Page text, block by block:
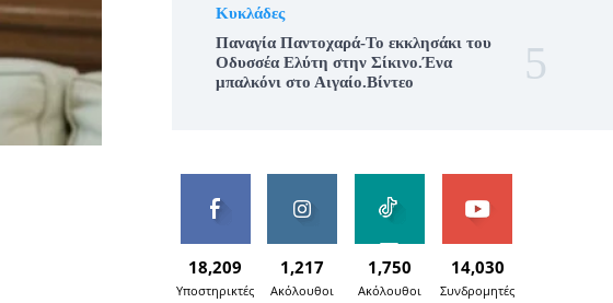
Κυκλάδες
Παναγία Παντοχαρά-Το εκκλησάκι του
Οδυσσέα Ελύτη στην Σίκινο.Ένα
μπαλκόνι στο Αιγαίο.Βίντεο
18,209
Υποστηρικτές
1,217
Ακόλουθοι
1,750
Ακόλουθοι
14,030
Συνδρομητές